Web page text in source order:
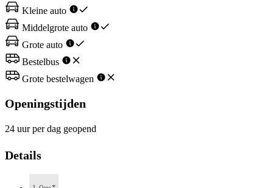
Kleine auto
Middelgrote auto
Grote auto
Bestelbus
Grote bestelwagen
Openingstijden
24 uur per dag geopend
Details